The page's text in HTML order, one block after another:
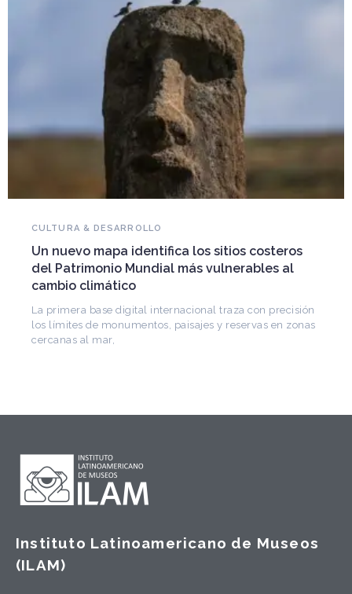
Falleció Ramón Gutiérrez, guardián del
patrimonio iberoamericano
Arquitecto, historiador e Investigador Superior del
CONICET, fundó el CEDODAL e impulsó los Seminarios
de Arquitectura Latinoamericana. Publicó más de
Instituto Latinoamericano de Museos
(ILAM)